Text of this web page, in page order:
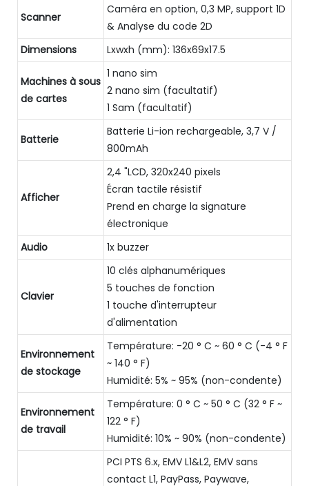
Scanner
Caméra en option, 0,3 MP, support 1D
& Analyse du code 2D
Dimensions
Lxwxh (mm): 136x69x17.5
Machines à sous
de cartes
1 nano sim
2 nano sim (facultatif)
1 Sam (facultatif)
Batterie
Batterie Li-ion rechargeable, 3,7 V /
800mAh
Afficher
2,4 "LCD, 320x240 pixels
Écran tactile résistif
Prend en charge la signature
électronique
Audio
1x buzzer
Clavier
10 clés alphanumériques
5 touches de fonction
1 touche d'interrupteur
d'alimentation
Environnement
de stockage
Température: -20 ° C ~ 60 ° C (-4 ° F
~ 140 ° F)
Humidité: 5% ~ 95% (non-condente)
Environnement
de travail
Température: 0 ° C ~ 50 ° C (32 ° F ~
122 ° F)
Humidité: 10% ~ 90% (non-condente)
PCI PTS 6.x, EMV L1&L2, EMV sans
contact L1, PayPass, Paywave,